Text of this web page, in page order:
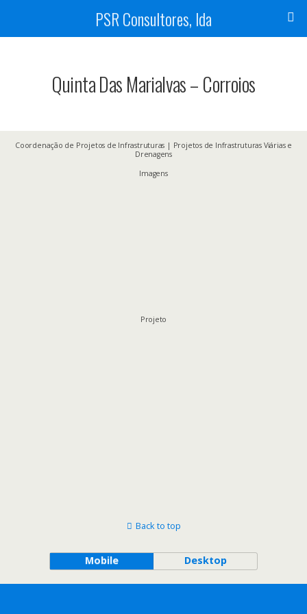
PSR Consultores, lda
Quinta Das Marialvas – Corroios
Coordenação de Projetos de Infrastruturas | Projetos de Infrastruturas Viárias e
Drenagens
Imagens
Projeto
Back to top
Mobile Desktop